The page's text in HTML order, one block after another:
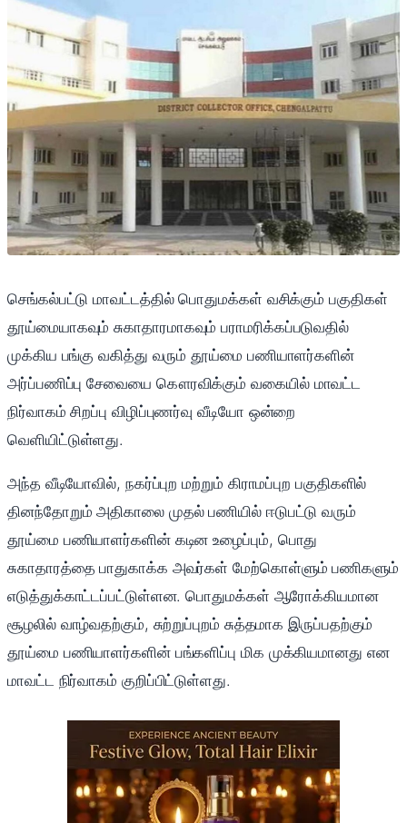
செங்கல்பட்டு மாவட்டத்தில் பொதுமக்கள் வசிக்கும் பகுதிகள்
தூய்மையாகவும் சுகாதாரமாகவும் பராமரிக்கப்படுவதில்
முக்கிய பங்கு வகித்து வரும் தூய்மை பணியாளர்களின்
அர்ப்பணிப்பு சேவையை கௌரவிக்கும் வகையில் மாவட்ட
நிர்வாகம் சிறப்பு விழிப்புணர்வு வீடியோ ஒன்றை
வெளியிட்டுள்ளது.
அந்த வீடியோவில், நகர்ப்புற மற்றும் கிராமப்புற பகுதிகளில்
தினந்தோறும் அதிகாலை முதல் பணியில் ஈடுபட்டு வரும்
தூய்மை பணியாளர்களின் கடின உழைப்பும், பொது
சுகாதாரத்தை பாதுகாக்க அவர்கள் மேற்கொள்ளும் பணிகளும்
எடுத்துக்காட்டப்பட்டுள்ளன. பொதுமக்கள் ஆரோக்கியமான
சூழலில் வாழ்வதற்கும், சுற்றுப்புறம் சுத்தமாக இருப்பதற்கும்
தூய்மை பணியாளர்களின் பங்களிப்பு மிக முக்கியமானது என
மாவட்ட நிர்வாகம் குறிப்பிட்டுள்ளது.